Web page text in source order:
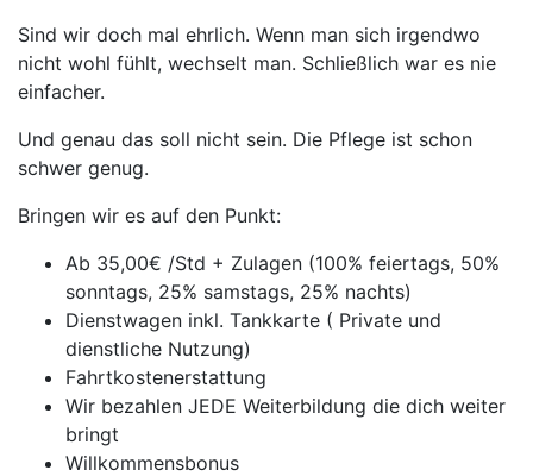
Sind wir doch mal ehrlich. Wenn man sich irgendwo
nicht wohl fühlt, wechselt man. Schließlich war es nie
einfacher.
Und genau das soll nicht sein. Die Pflege ist schon
schwer genug.
Bringen wir es auf den Punkt:
Ab 35,00€ /Std + Zulagen (100% feiertags, 50%
sonntags, 25% samstags, 25% nachts)
Dienstwagen inkl. Tankkarte ( Private und
dienstliche Nutzung)
Fahrtkostenerstattung
Wir bezahlen JEDE Weiterbildung die dich weiter
bringt
Willkommensbonus